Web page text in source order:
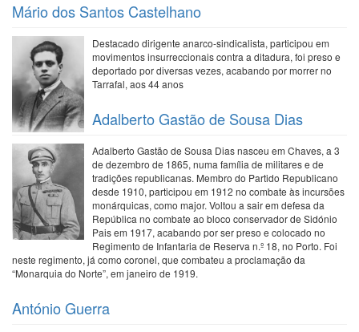
Mário dos Santos Castelhano
Destacado dirigente anarco-sindicalista, participou em
movimentos insurreccionais contra a ditadura, foi preso e
deportado por diversas vezes, acabando por morrer no
Tarrafal, aos 44 anos
Adalberto Gastão de Sousa Dias
Adalberto Gastão de Sousa Dias nasceu em Chaves, a 3
de dezembro de 1865, numa família de militares e de
tradições republicanas. Membro do Partido Republicano
desde 1910, participou em 1912 no combate às incursões
monárquicas, como major. Voltou a sair em defesa da
República no combate ao bloco conservador de Sidónio
Pais em 1917, acabando por ser preso e colocado no
Regimento de Infantaria de Reserva n.º 18, no Porto. Foi
neste regimento, já como coronel, que combateu a proclamação da
“Monarquia do Norte”, em janeiro de 1919.
António Guerra